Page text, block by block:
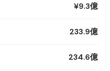
¥9.3億
233.9億
234.6億